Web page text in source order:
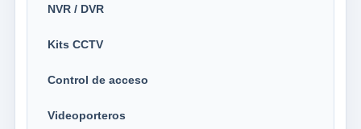
NVR / DVR
Kits CCTV
Control de acceso
Videoporteros